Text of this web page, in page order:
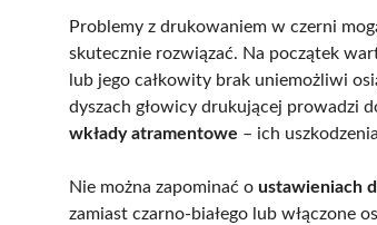
Problemy z drukowaniem w czerni
skutecznie rozwiązać. Na początek
lub jego całkowity brak uniemożliwi
dyszach głowicy drukującej prowadzi
wkłady atramentowe – ich
Nie można zapominać o ustawieniach
zamiast czarno-białego lub włączone